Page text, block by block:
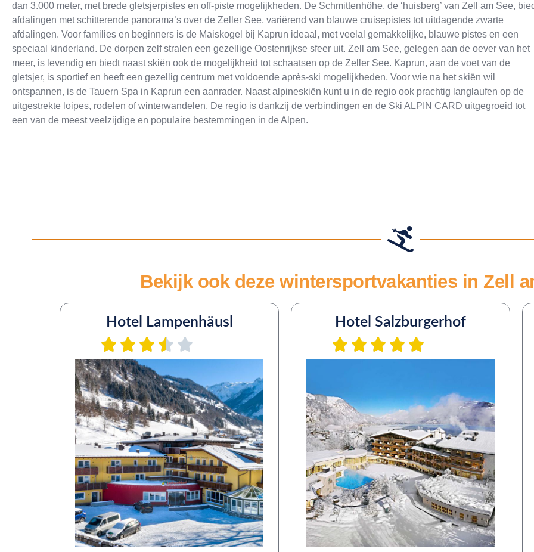
dan 3.000 meter, met brede gletsjerpistes en off-piste mogelijkheden. De Schmittenhöhe, de ‘huisberg’ van Zell am See,
afdalingen met schitterende panorama’s over de Zeller See, variërend van blauwe cruisepistes tot uitdagende zwarte
afdalingen. Voor families en beginners is de Maiskogel bij Kaprun ideaal, met veelal gemakkelijke, blauwe pistes en een
speciaal kinderland. De dorpen zelf stralen een gezellige Oostenrijkse sfeer uit. Zell am See, gelegen aan de oever van het
meer, is levendig en biedt naast skiën ook de mogelijkheid tot schaatsen op de Zeller See. Kaprun, aan de voet van de
gletsjer, is sportief en heeft een gezellig centrum met voldoende après-ski mogelijkheden. Voor wie na het skiën wil
ontspannen, is de Tauern Spa in Kaprun een aanrader. Naast alpineskiën kunt u in de regio ook prachtig langlaufen op de
uitgestrekte loipes, rodelen of winterwandelen. De regio is dankzij de verbindingen en de Ski ALPIN CARD uitgegroeid tot
een van de meest veelzijdige en populaire bestemmingen in de Alpen.
Bekijk ook deze wintersportvakanties in Zell
Hotel Lampenhäusl Hotel Salzburgerhof